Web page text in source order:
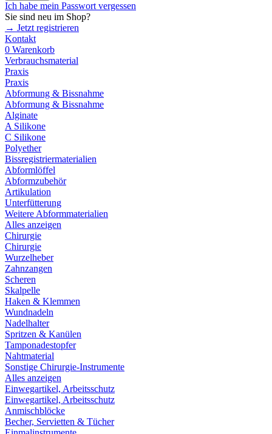
Ich habe mein Passwort vergessen
Sie sind neu im Shop?
→ Jetzt registrieren
Kontakt
0 Warenkorb
Verbrauchsmaterial
Praxis
Praxis
Abformung & Bissnahme
Abformung & Bissnahme
Alginate
A Silikone
C Silikone
Polyether
Bissregistriermaterialien
Abformlöffel
Abformzubehör
Artikulation
Unterfütterung
Weitere Abformmaterialien
Alles anzeigen
Chirurgie
Chirurgie
Wurzelheber
Zahnzangen
Scheren
Skalpelle
Haken & Klemmen
Wundnadeln
Nadelhalter
Spritzen & Kanülen
Tamponadestopfer
Nahtmaterial
Sonstige Chirurgie-Instrumente
Alles anzeigen
Einwegartikel, Arbeitsschutz
Einwegartikel, Arbeitsschutz
Anmischblöcke
Becher, Servietten & Tücher